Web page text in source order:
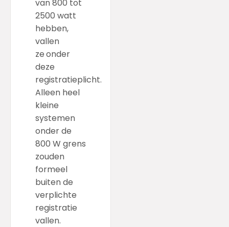
van 800 tot
2500 watt
hebben,
vallen
zeonder
deze
registratieplicht.
Alleen heel
kleine
systemen
onder de
800 W grens
zouden
formeel
buiten de
verplichte
registratie
vallen.